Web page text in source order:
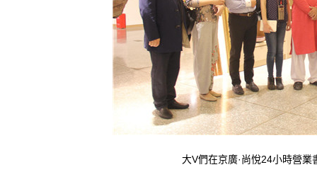
大V們在京廣·尚悅24小時營業